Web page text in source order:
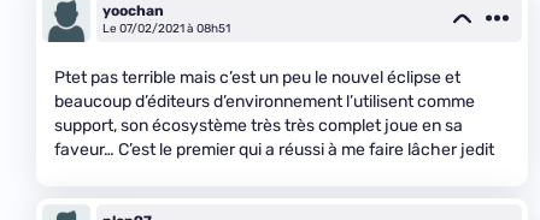
yoochan
Le 07/02/2021 à 08h51
Ptet pas terrible mais c’est un peu le nouvel éclipse et
beaucoup d’éditeurs d’environnement l’utilisent comme
support, son écosystème très très complet joue en sa
faveur… C’est le premier qui a réussi à me faire lâcher jedit